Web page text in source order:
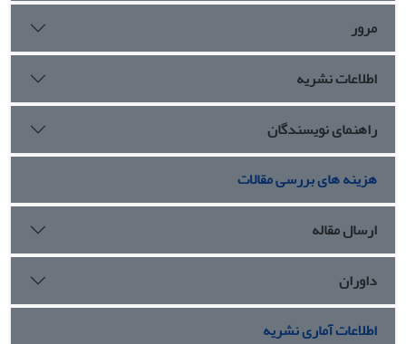
مرور
اطلاعات نشریه
راهنمای نویسندگان
هزینه های بررسی مقالات
ارسال مقاله
داوران
اطلاعات آماری نشریه